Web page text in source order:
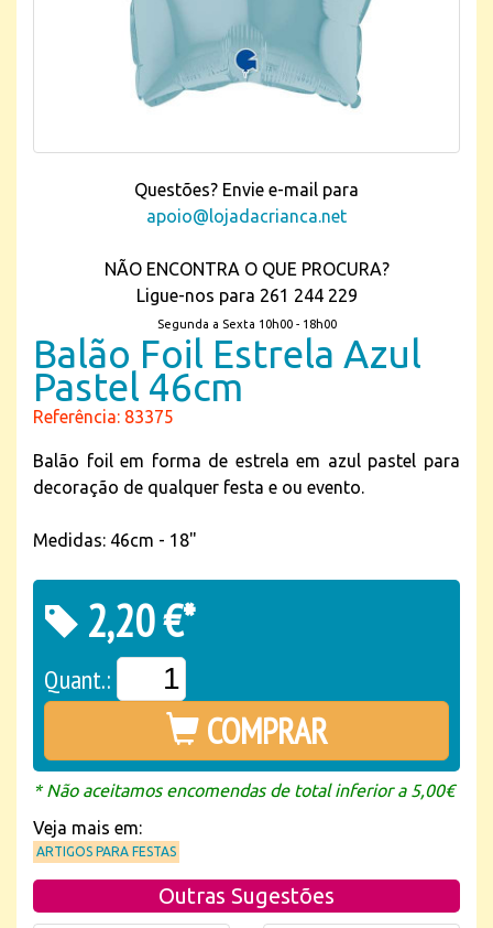
Questões? Envie e-mail para
apoio@lojadacrianca.net
NÃO ENCONTRA O QUE PROCURA?
Ligue-nos para 261 244 229
Segunda a Sexta 10h00 - 18h00
Balão Foil Estrela Azul
Pastel 46cm
Referência: 83375
Balão foil em forma de estrela em azul pastel para
decoração de qualquer festa e ou evento.
Medidas: 46cm - 18"
2,20 €*
Quant.:
COMPRAR
* Não aceitamos encomendas de total inferior a 5,00€
Veja mais em:
ARTIGOS PARA FESTAS
Outras Sugestões